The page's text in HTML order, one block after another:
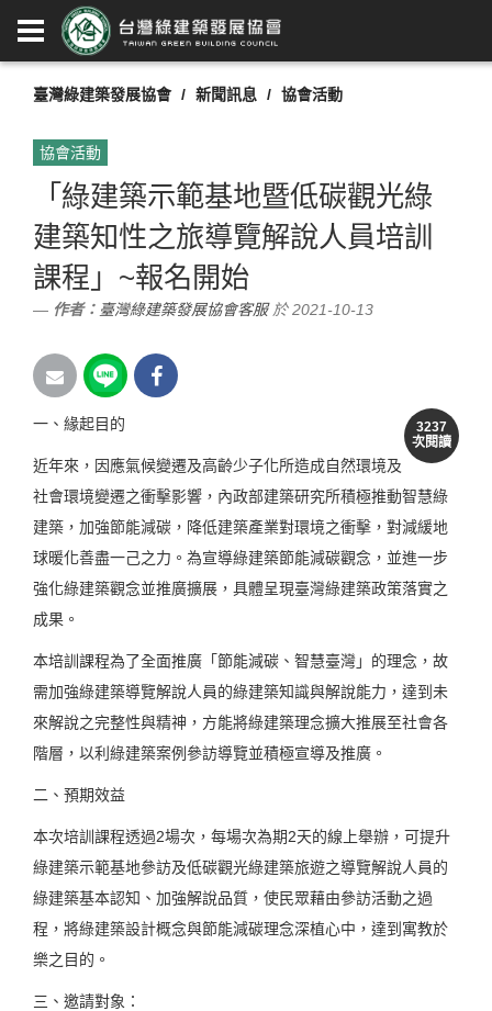
臺灣綠建築發展協會 新聞訊息 協會活動
協會活動
「綠建築示範基地暨低碳觀光綠
建築知性之旅導覽解說人員培訓
課程」~報名開始
作者： 臺灣綠建築發展協會客服於 2021-10-13
3237
次閱讀
一、緣起目的
近年來，因應氣候變遷及高齡少子化所造成自然環境及
社會環境變遷之衝擊影響，內政部建築研究所積極推動智慧綠
建築，加強節能減碳，降低建築產業對環境之衝擊，對減緩地
球暖化善盡一己之力。為宣導綠建築節能減碳觀念，並進一步
強化綠建築觀念並推廣擴展，具體呈現臺灣綠建築政策落實之
成果。
本培訓課程為了全面推廣「節能減碳、智慧臺灣」的理念，故
需加強綠建築導覽解說人員的綠建築知識與解說能力，達到未
來解說之完整性與精神，方能將綠建築理念擴大推展至社會各
階層，以利綠建築案例參訪導覽並積極宣導及推廣。
二、預期效益
本次培訓課程透過2場次，每場次為期2天的線上舉辦，可提升
綠建築示範基地參訪及低碳觀光綠建築旅遊之導覽解說人員的
綠建築基本認知、加強解說品質，使民眾藉由參訪活動之過
程，將綠建築設計概念與節能減碳理念深植心中，達到寓教於
樂之目的。
三、邀請對象：